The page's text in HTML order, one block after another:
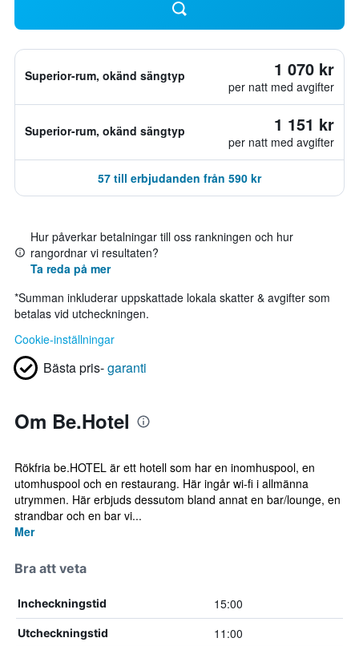
Superior-rum, okänd sängtyp 1 070 kr
per natt med avgifter
Superior-rum, okänd sängtyp 1 151 kr
per natt med avgifter
57 till erbjudanden från 590 kr
Hur påverkar betalningar till oss rankningen och hur
rangordnar vi resultaten?
Ta reda på mer
*Summan inkluderar uppskattade lokala skatter & avgifter som
betalas vid utcheckningen.
Cookie-inställningar
Bästa pris-garanti
Om Be.Hotel
Rökfria be.HOTEL är ett hotell som har en inomhuspool, en
utomhuspool och en restaurang. Här ingår wi-fi i allmänna
utrymmen. Här erbjuds dessutom bland annat en bar/lounge, en
strandbar och en bar vi...
Mer
Bra att veta
Incheckningstid 15:00
Utcheckningstid 11:00